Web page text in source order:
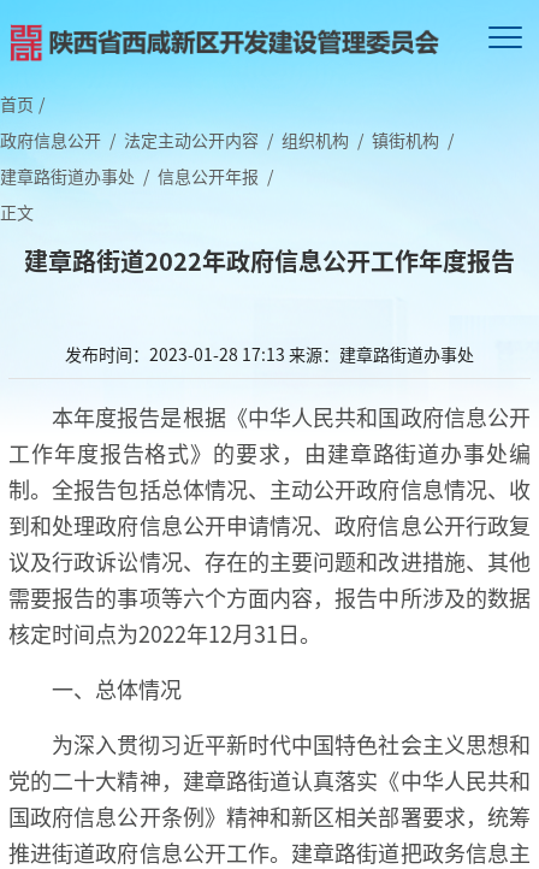
首页 /
政府信息公开 / 法定主动公开内容 / 组织机构 / 镇街机构 /
建章路街道办事处 / 信息公开年报 /
正文
建章路街道2022年政府信息公开工作年度报告
发布时间：2023-01-28 17:13 来源：建章路街道办事处
本年度报告是根据《中华人民共和国政府信息公开
工作年度报告格式》的要求，由建章路街道办事处编
制。全报告包括总体情况、主动公开政府信息情况、收
到和处理政府信息公开申请情况、政府信息公开行政复
议及行政诉讼情况、存在的主要问题和改进措施、其他
需要报告的事项等六个方面内容，报告中所涉及的数据
核定时间点为2022年12月31日。
一、总体情况
为深入贯彻习近平新时代中国特色社会主义思想和
党的二十大精神，建章路街道认真落实《中华人民共和
国政府信息公开条例》精神和新区相关部署要求，统筹
推进街道政府信息公开工作。建章路街道把政务信息主